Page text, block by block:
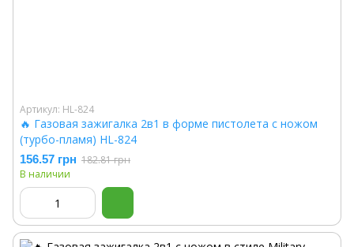
Артикул: HL-824
🔥 Газовая зажигалка 2в1 в форме пистолета с ножом
(турбо-пламя) HL-824
156.57 грн 182.81 грн
В наличии